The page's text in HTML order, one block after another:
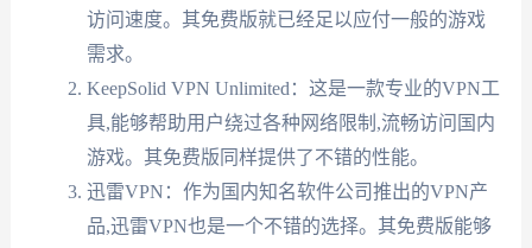
访问速度。其免费版就已经足以应付一般的游戏
需求。
KeepSolid VPN Unlimited：这是一款专业的VPN工
具,能够帮助用户绕过各种网络限制,流畅访问国内
游戏。其免费版同样提供了不错的性能。
迅雷VPN：作为国内知名软件公司推出的VPN产
品,迅雷VPN也是一个不错的选择。其免费版能够